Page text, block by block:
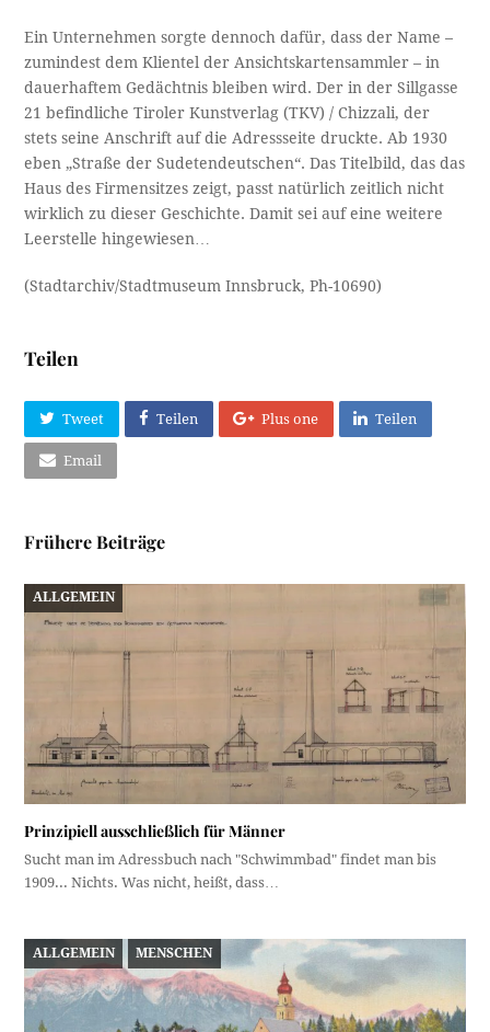
Ein Unternehmen sorgte dennoch dafür, dass der Name –
zumindest dem Klientel der Ansichtskartensammler – in
dauerhaftem Gedächtnis bleiben wird. Der in der Sillgasse
21 befindliche Tiroler Kunstverlag (TKV) / Chizzali, der
stets seine Anschrift auf die Adressseite druckte. Ab 1930
eben „Straße der Sudetendeutschen“. Das Titelbild, das das
Haus des Firmensitzes zeigt, passt natürlich zeitlich nicht
wirklich zu dieser Geschichte. Damit sei auf eine weitere
Leerstelle hingewiesen…
(Stadtarchiv/Stadtmuseum Innsbruck, Ph-10690)
Teilen
Tweet Teilen Plus one Teilen
Email
Frühere Beiträge
ALLGEMEIN
Prinzipiell ausschließlich für Männer
Sucht man im Adressbuch nach "Schwimmbad" findet man bis
1909... Nichts. Was nicht, heißt, dass…
ALLGEMEIN MENSCHEN